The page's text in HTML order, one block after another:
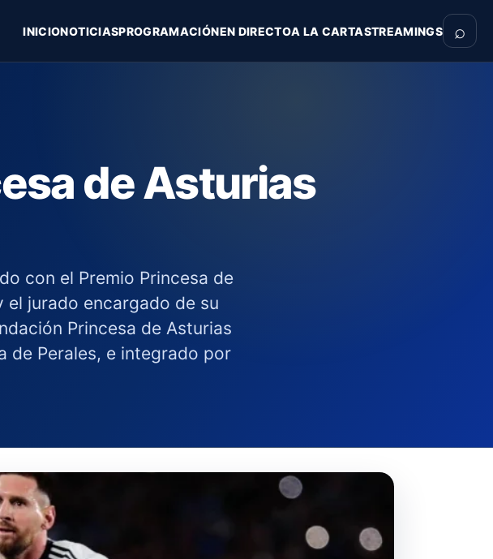
INICIONOTICIASPROGRAMACIÓNEN DIRECTOA LA CARTASTREAMINGS ⌕
de Asturias
con el Premio Princesa de
jurado encargado de su
Princesa de Asturias
de Perales, e integrado por